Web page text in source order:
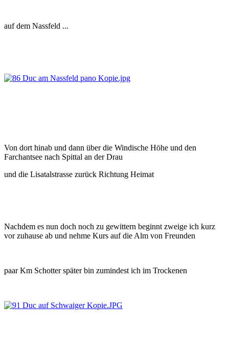
auf dem Nassfeld ...
Von dort hinab und dann über die Windische Höhe und den
Farchantsee nach Spittal an der Drau
und die Lisatalstrasse zurück Richtung Heimat
Nachdem es nun doch noch zu gewittern beginnt zweige ich kurz
vor zuhause ab und nehme Kurs auf die Alm von Freunden
paar Km Schotter später bin zumindest ich im Trockenen